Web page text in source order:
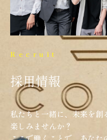
Recruit
採用情報
私たちと一緒に、未来を
楽しみませんか？